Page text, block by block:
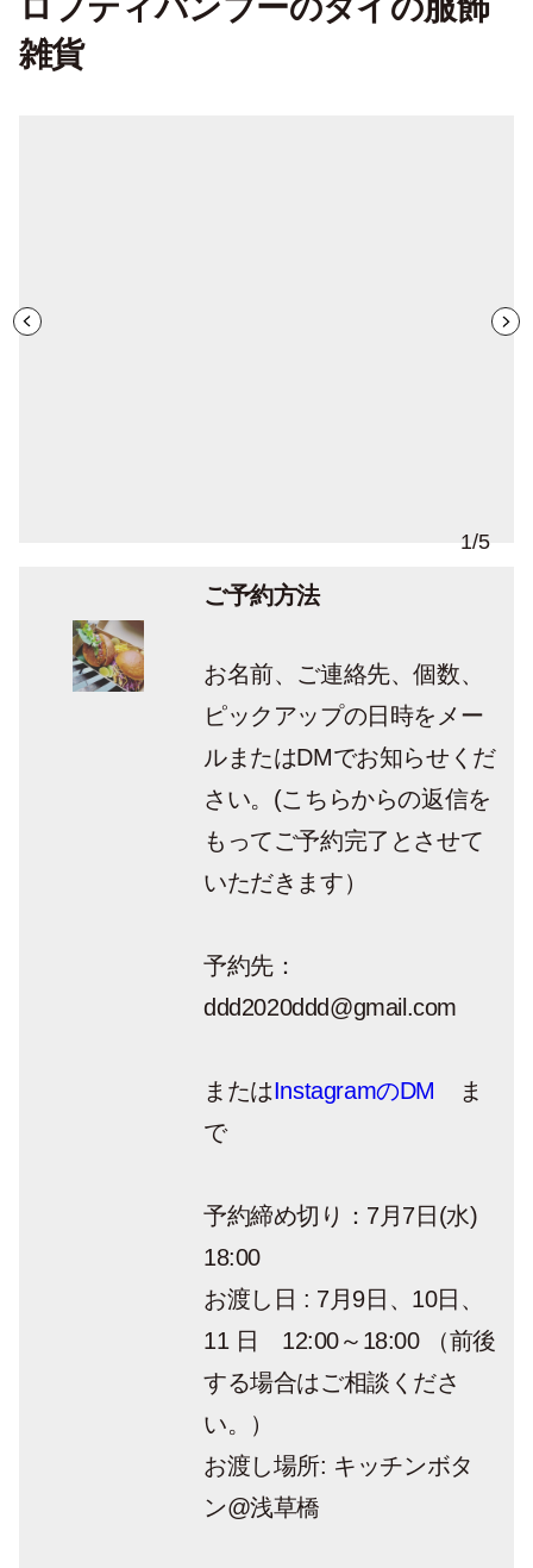
ロフティバンブーのタイの服飾
雑貨
1/5
ご予約方法
お名前、ご連絡先、個数、
ピックアップの日時をメー
ルまたはDMでお知らせくだ
さい。(こちらからの返信を
もってご予約完了とさせて
いただきます）
予約先：
ddd2020ddd@gmail.com
またはInstagramのDM ま
で
予約締め切り： 7月7日(水)
18:00
お渡し日 : 7月9日、10日、
11 日 12:00～18:00 （前後
する場合はご相談くださ
い。）
お渡し場所: キッチンボタ
ン@浅草橋